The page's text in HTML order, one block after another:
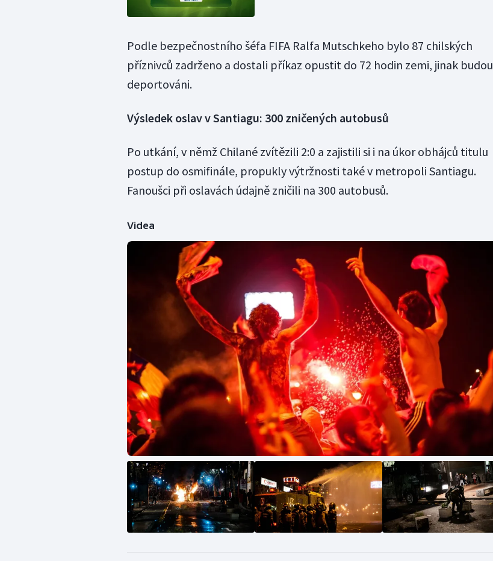
Podle bezpečnostního šéfa FIFA Ralfa Mutschkeho bylo 87 chilských
příznivců zadrženo a dostali příkaz opustit do 72 hodin zemi, jinak budou
deportováni.
Výsledek oslav v Santiagu: 300 zničených autobusů
Po utkání, v němž Chilané zvítězili 2:0 a zajistili si i na úkor obhájců titulu
postup do osmifinále, propukly výtržnosti také v metropoli Santiagu.
Fanoušci při oslavách údajně zničili na 300 autobusů.
Videa